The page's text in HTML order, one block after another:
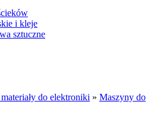
i kleje
sztuczne
do elektroniki » Maszyny do